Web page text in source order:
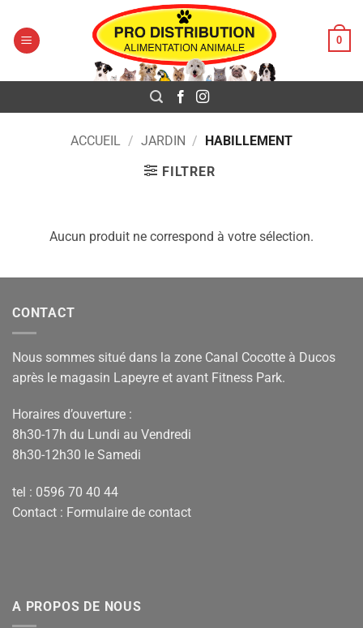
Pro Distribution
contenu
0
ACCUEIL / JARDIN / HABILLEMENT
FILTRER
Aucun produit ne correspond à votre sélection.
CONTACT
Nous sommes situé dans la zone Canal Cocotte à Ducos
après le magasin Lapeyre et avant Fitness Park.
Horaires d’ouverture :
8h30-17h du Lundi au Vendredi
8h30-12h30 le Samedi
tel : 0596 70 40 44
Contact : Formulaire de contact
A PROPOS DE NOUS